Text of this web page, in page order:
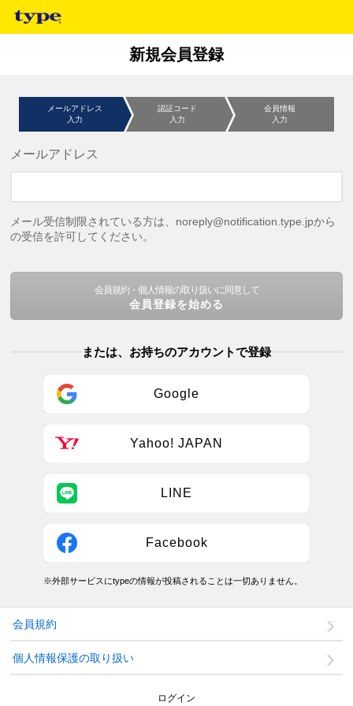
新規会員登録
メールアドレス
入力
認証コード
入力
会員情報
入力
メールアドレス
メール受信制限されている方は、noreply@notification.type.jpから
の受信を許可してください。
会員規約・個人情報の取り扱いに同意して
会員登録を始める
または、お持ちのアカウントで登録
Google
Yahoo! JAPAN
LINE
Facebook
※外部サービスにtypeの情報が投稿されることは一切ありません。
会員規約
個人情報保護の取り扱い
ログイン